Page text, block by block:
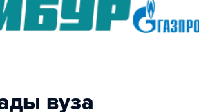
вуза